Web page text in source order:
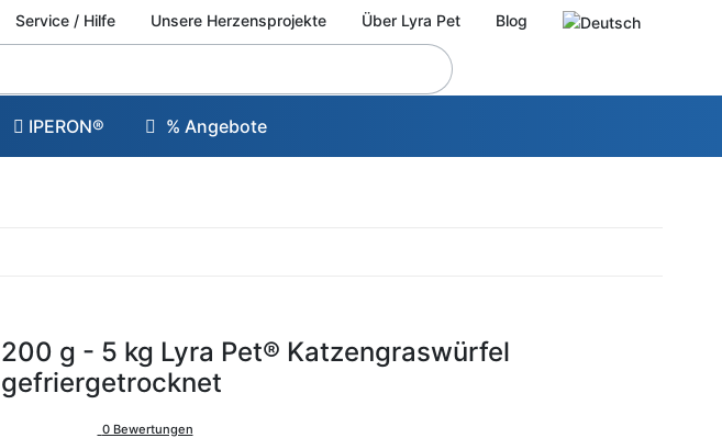
Service / Hilfe Unsere Herzensprojekte Über Lyra Pet Blog
IPERON® % Angebote
200 g - 5 kg Lyra Pet® Katzengraswürfel
gefriergetrocknet
0 Bewertungen